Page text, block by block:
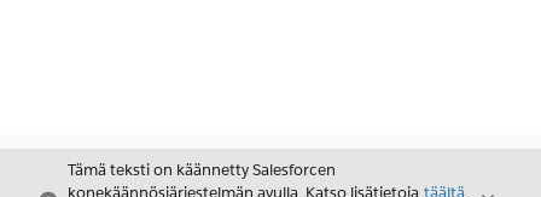
Tämä teksti on käännetty Salesforcen
konekäännösjärjestelmän avulla. Katso lisätietoja täältä.